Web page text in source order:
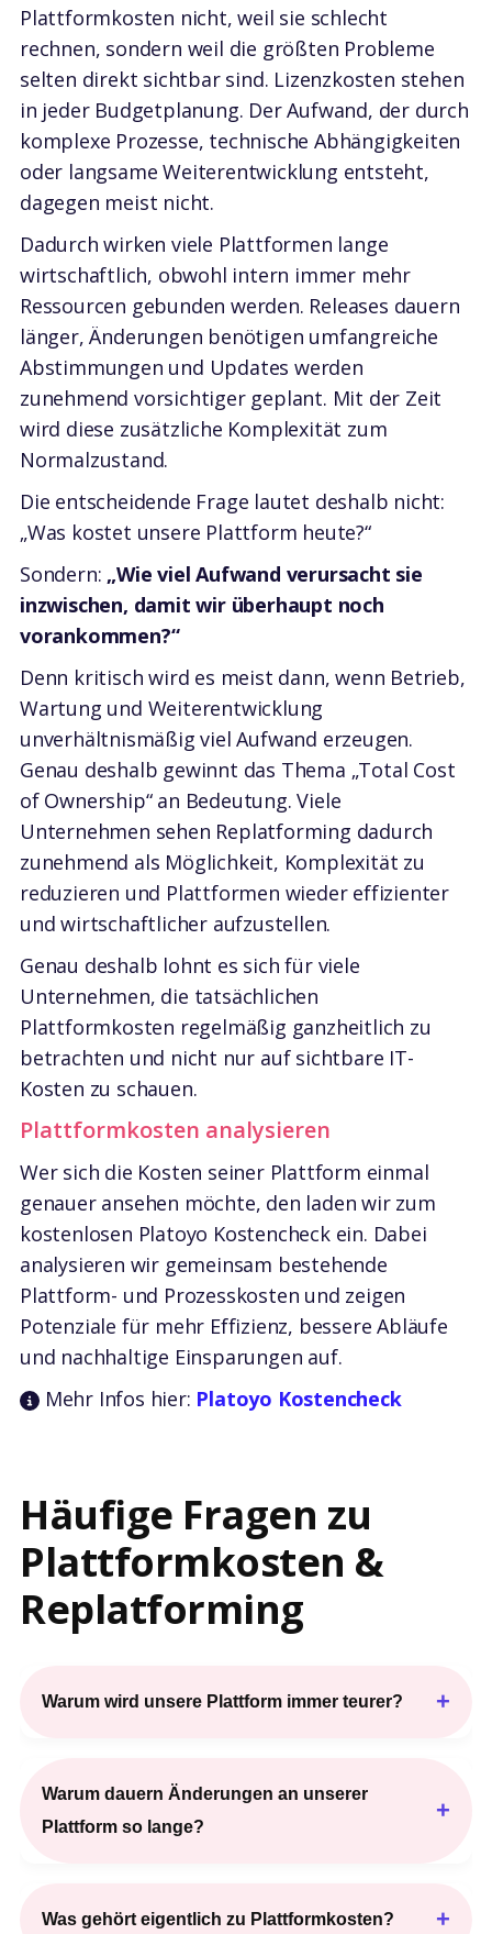
Plattformkosten nicht, weil sie schlecht
rechnen, sondern weil die größten Probleme
selten direkt sichtbar sind. Lizenzkosten stehen
in jeder Budgetplanung. Der Aufwand, der durch
komplexe Prozesse, technische Abhängigkeiten
oder langsame Weiterentwicklung entsteht,
dagegen meist nicht.
Dadurch wirken viele Plattformen lange
wirtschaftlich, obwohl intern immer mehr
Ressourcen gebunden werden. Releases dauern
länger, Änderungen benötigen umfangreiche
Abstimmungen und Updates werden
zunehmend vorsichtiger geplant. Mit der Zeit
wird diese zusätzliche Komplexität zum
Normalzustand.
Die entscheidende Frage lautet deshalb nicht:
„Was kostet unsere Plattform heute?“
Sondern: „Wie viel Aufwand verursacht sie
inzwischen, damit wir überhaupt noch
vorankommen?“
Denn kritisch wird es meist dann, wenn Betrieb,
Wartung und Weiterentwicklung
unverhältnismäßig viel Aufwand erzeugen.
Genau deshalb gewinnt das Thema „Total Cost
of Ownership“ an Bedeutung. Viele
Unternehmen sehen Replatforming dadurch
zunehmend als Möglichkeit, Komplexität zu
reduzieren und Plattformen wieder effizienter
und wirtschaftlicher aufzustellen.
Genau deshalb lohnt es sich für viele
Unternehmen, die tatsächlichen
Plattformkosten regelmäßig ganzheitlich zu
betrachten und nicht nur auf sichtbare IT-
Kosten zu schauen.
Plattformkosten analysieren
Wer sich die Kosten seiner Plattform einmal
genauer ansehen möchte, den laden wir zum
kostenlosen Platoyo Kostencheck ein. Dabei
analysieren wir gemeinsam bestehende
Plattform- und Prozesskosten und zeigen
Potenziale für mehr Effizienz, bessere Abläufe
und nachhaltige Einsparungen auf.
Mehr Infos hier: Platoyo Kostencheck
Häufige Fragen zu
Plattformkosten &
Replatforming
Warum wird unsere Plattform immer teurer? +
Warum dauern Änderungen an unserer
Plattform so lange?
+
Was gehört eigentlich zu Plattformkosten? +